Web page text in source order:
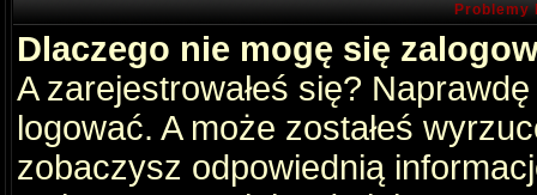
Problemy
Dlaczego nie mogę się
A zarejestrowałeś się?
logować. A może zostałeś
zobaczysz odpowiednią